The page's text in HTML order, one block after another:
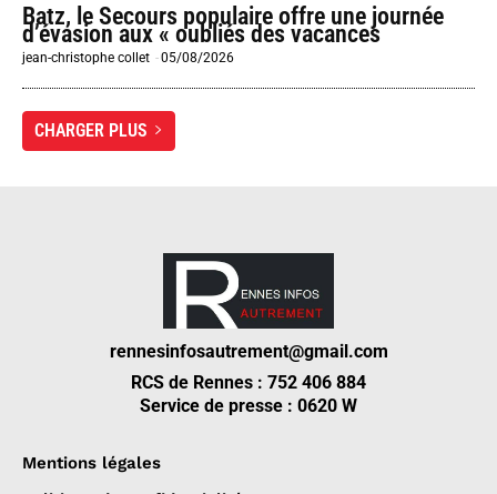
Batz, le Secours populaire offre une journée
d’évasion aux « oubliés des vacances
jean-christophe collet -05/08/2026
CHARGER PLUS
rennesinfosautrement@gmail.com
RCS de Rennes : 752 406 884
Service de presse : 0620 W
Mentions légales